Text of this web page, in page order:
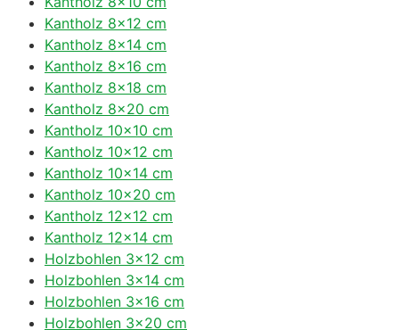
Kantholz 8×12 cm
Kantholz 8×14 cm
Kantholz 8×16 cm
Kantholz 8×18 cm
Kantholz 8×20 cm
Kantholz 10×10 cm
Kantholz 10×12 cm
Kantholz 10×14 cm
Kantholz 10×20 cm
Kantholz 12×12 cm
Kantholz 12×14 cm
Holzbohlen 3×12 cm
Holzbohlen 3×14 cm
Holzbohlen 3×16 cm
Holzbohlen 3×20 cm